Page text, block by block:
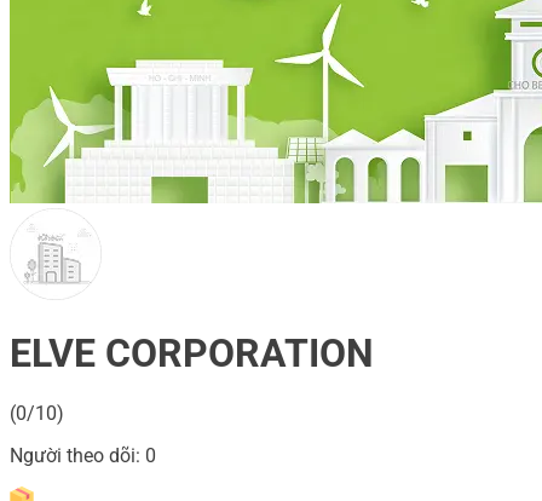
ELVE CORPORATION
(0/10)
Người theo dõi: 0